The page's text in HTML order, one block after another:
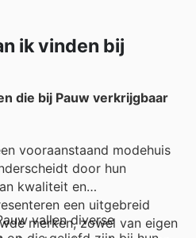
ik vinden bij
die bij Pauw verkrijgbaar
vooraanstaand modehuis
door hun
kwaliteit en
een uitgebreid
merken, zowel van eigen
vallen diverse